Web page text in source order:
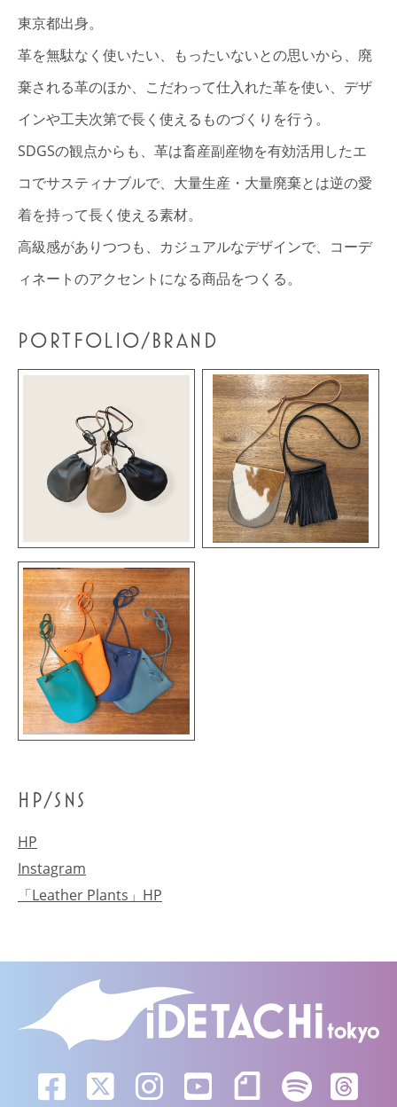
東京都出身。
革を無駄なく使いたい、もったいないとの思いから、廃
棄される革のほか、こだわって仕入れた革を使い、デザ
インや工夫次第で長く使えるものづくりを行う。
SDGSの観点からも、革は畜産副産物を有効活用したエ
コでサスティナブルで、大量生産・大量廃棄とは逆の愛
着を持って長く使える素材。
高級感がありつつも、カジュアルなデザインで、コーデ
ィネートのアクセントになる商品をつくる。
PORTFOLIO/BRAND
HP/SNS
HP
Instagram
「Leather Plants」HP